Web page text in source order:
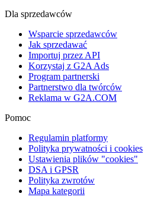
Dla sprzedawców
Wsparcie sprzedawców
Jak sprzedawać
Importuj przez API
Korzystaj z G2A Ads
Program partnerski
Partnerstwo dla twórców
Reklama w G2A.COM
Pomoc
Regulamin platformy
Polityka prywatności i cookies
Ustawienia plików "cookies"
DSA i GPSR
Polityka zwrotów
Mapa kategorii